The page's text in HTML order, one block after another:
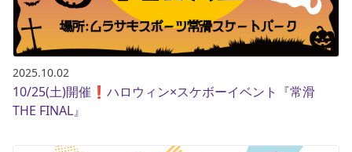
2025.10.02
10/25(土)開催❗️ハロウィン×スケボーイベント『常滑
THE FINAL』